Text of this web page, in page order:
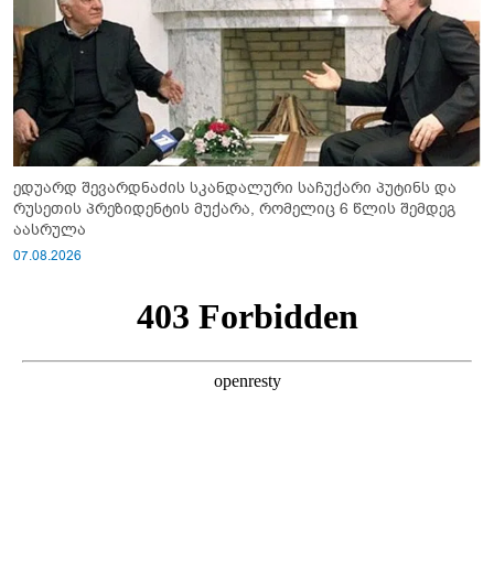
ედუარდ შევარდნაძის სკანდალური საჩუქარი პუტინს და
რუსეთის პრეზიდენტის მუქარა, რომელიც 6 წლის შემდეგ
აასრულა
07.08.2026